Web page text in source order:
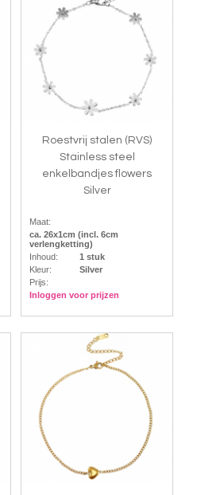
Roestvrij stalen (RVS)
Stainless steel
enkelbandjes flowers
Silver
Maat:
ca. 26x1cm (incl. 6cm
verlengketting)
Inhoud:
1 stuk
Kleur:
Silver
Prijs:
Inloggen voor prijzen